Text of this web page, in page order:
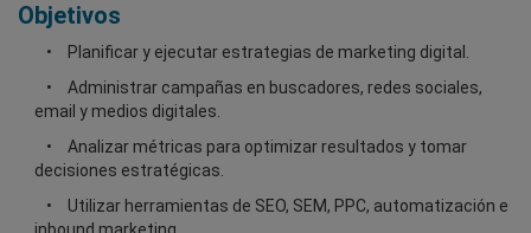
Objetivos
Planificar y ejecutar estrategias de marketing digital.
Administrar campañas en buscadores, redes sociales,
email y medios digitales.
Analizar métricas para optimizar resultados y tomar
decisiones estratégicas.
Utilizar herramientas de SEO, SEM, PPC, automatización e